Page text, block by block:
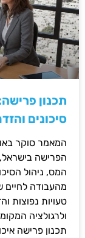
תכנון
סיכונים
המאמר סוקר
הפרישה
המס, ניהול
מהעבודה לחיים
טעויות נפוצות
ולרגולציה
תכנון פרישה